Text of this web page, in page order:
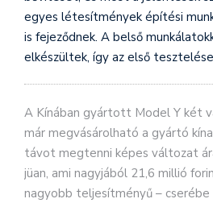
egyes létesítmények építési
is fejeződnek. A belső
elkészültek, így az első
A Kínában gyártott Model Y két
már megvásárolható a gyártó
távot megtenni képes változat
jüan, ami nagyjából 21,6 millió
nagyobb teljesítményű –